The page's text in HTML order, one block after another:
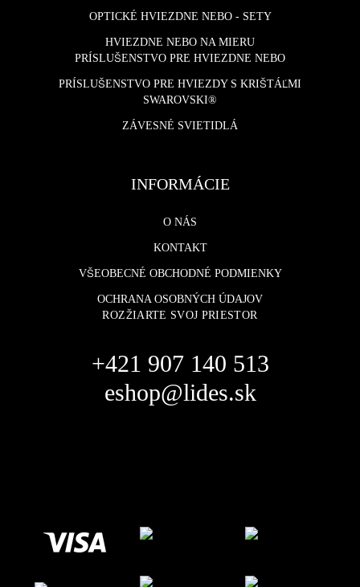
OPTICKÉ HVIEZDNE NEBO - SETY
HVIEZDNE NEBO NA MIERU
PRÍSLUŠENSTVO PRE HVIEZDNE NEBO
PRÍSLUŠENSTVO PRE HVIEZDY S KRIŠTÁĽMI
SWAROVSKI®
ZÁVESNÉ SVIETIDLÁ
INFORMÁCIE
O NÁS
KONTAKT
VŠEOBECNÉ OBCHODNÉ PODMIENKY
OCHRANA OSOBNÝCH ÚDAJOV
ROZŽIARTE SVOJ PRIESTOR
+421 907 140 513
eshop@lides.sk